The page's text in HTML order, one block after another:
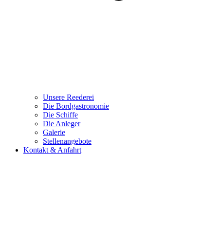
Unsere Reederei
Die Bordgastronomie
Die Schiffe
Die Anleger
Galerie
Stellenangebote
Kontakt & Anfahrt